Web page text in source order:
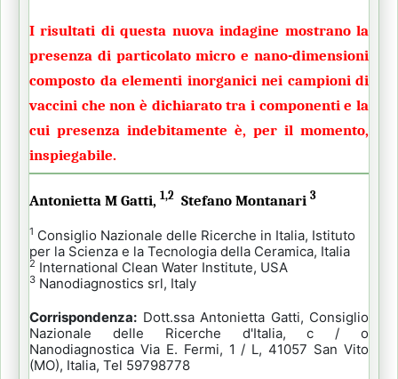
I risultati di questa nuova indagine mostrano la
presenza di particolato micro e nano-dimensioni
composto da elementi inorganici nei campioni di
vaccini che non è dichiarato tra i componenti e la
cui presenza indebitamente è, per il momento,
inspiegabile.
Antonietta M Gatti, 1,2 Stefano Montanari 3
1 Consiglio Nazionale delle Ricerche in Italia, Istituto
per la Scienza e la Tecnologia della Ceramica, Italia
2 International Clean Water Institute, USA
3 Nanodiagnostics srl, Italy
Corrispondenza: Dott.ssa Antonietta Gatti, Consiglio
Nazionale delle Ricerche d'Italia, c / o
Nanodiagnostica Via E. Fermi, 1 / L, 41057 San Vito
(MO), Italia, Tel 59798778